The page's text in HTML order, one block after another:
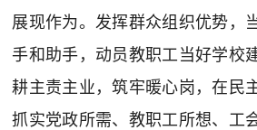
展现作为。发挥群众组织优势，
手和助手，动员教职工当好学校
耕主责主业，筑牢暖心岗，在民
抓实党政所需、教职工所想、工